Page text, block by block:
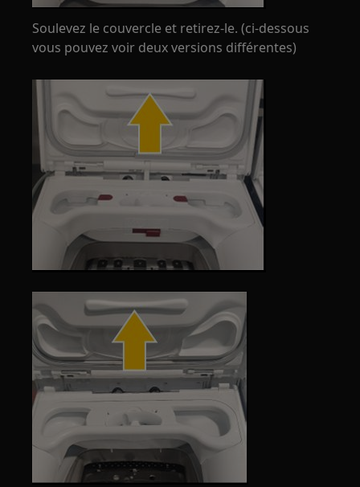
Soulevez le couvercle et retirez-le. (ci-dessous
vous pouvez voir deux versions différentes)